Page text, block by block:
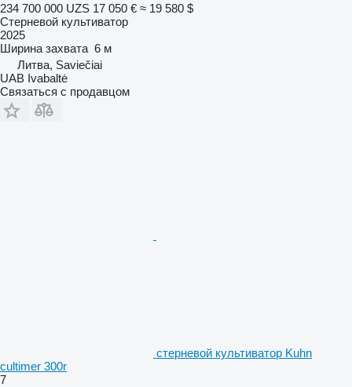
234 700 000 UZS 17 050 € ≈ 19 580 $
Стерневой культиватор
2025
Ширина захвата 6 м
Литва, Saviečiai
UAB Ivabaltė
Связаться с продавцом
стерневой культиватор Kuhn
cultimer 300r
7